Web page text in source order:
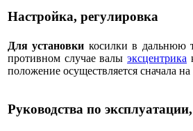
Настройка, регулировка
Для установки косилки в дальнюю
противном случае валыэксцентрика
положение осуществляется сначала
Руководства по